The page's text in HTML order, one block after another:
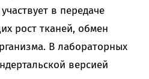
в передаче
рост тканей, обмен
В лабораторных
версией